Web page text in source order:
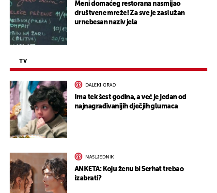
Meni domaćeg restorana nasmijao
društvene mreže! Za sve je zaslužan
urnebesan naziv jela
TV
DALEKI GRAD
Ima tek šest godina, a već je jedan od
najnagrađivanijih dječjih glumaca
NASLJEDNIK
ANKETA: Koju ženu bi Serhat trebao
izabrati?